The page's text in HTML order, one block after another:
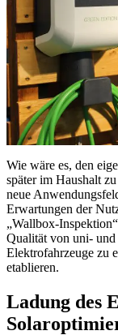
Wie wäre es, den
später im Haushalt
neue
Erwartungen der
„Wallbox-
Qualität von uni-
Elektrofahrzeuge zu
etablieren.
Ladung des